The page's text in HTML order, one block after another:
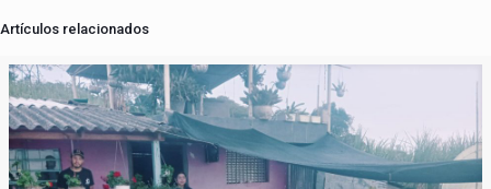
Artículos relacionados